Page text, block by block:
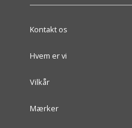
Kontakt os
Hvem er vi
Vilkår
Mærker